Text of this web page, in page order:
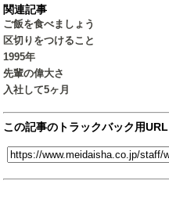
関連記事
ご飯を食べましょう
区切りをつけること
1995年
先輩の偉大さ
入社して5ヶ月
この記事のトラックバック用URL